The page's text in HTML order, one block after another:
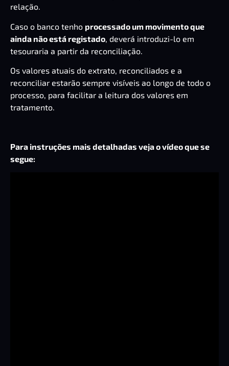
relação.
Caso o banco tenho processado um movimento que
ainda não está registado, deverá introduzi-lo em
tesouraria a partir da reconciliação.
Os valores atuais do extrato, reconciliados e a
reconciliar estarão sempre visíveis ao longo de todo o
processo, para facilitar a leitura dos valores em
tratamento.
Para instruções mais detalhadas veja o vídeo que se
segue: